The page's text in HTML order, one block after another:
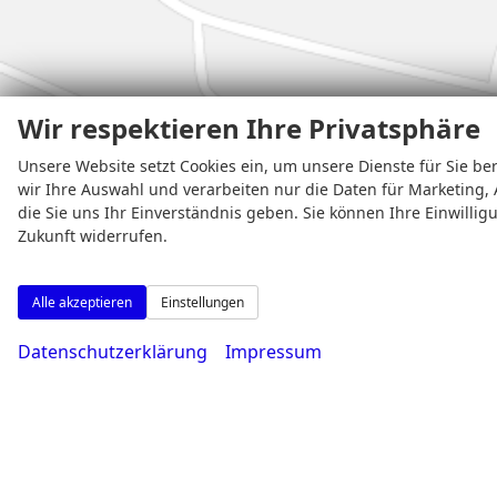
Wir respektieren Ihre Privatsphäre
Unsere Website setzt Cookies ein, um unsere Dienste für Sie
wir Ihre Auswahl und verarbeiten nur die Daten für Marketing,
die Sie uns Ihr Einverständnis geben. Sie können Ihre
Zukunft widerrufen.
Alle akzeptieren Einstellungen
Datenschutzerklärung Impressum